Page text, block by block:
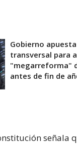
Gobierno
transversal para
"megarreforma"
antes de fin de
señala